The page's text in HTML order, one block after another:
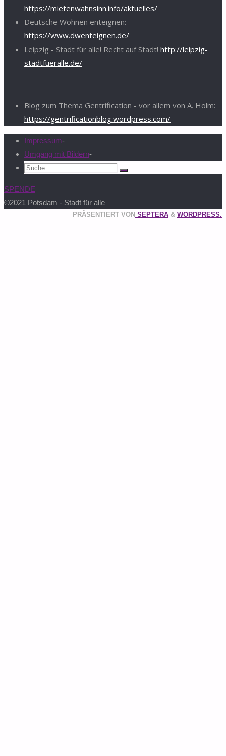
https://mietenwahnsinn.info/aktuelles/
Deutsche Wohnen enteignen:
https://www.dwenteignen.de/
Leipzig - Stadt für alle! Recht auf Stadt! http://leipzig-
stadtfueralle.de/
Blog zum Thema Gentrification - vor allem von A. Holm:
https://gentrificationblog.wordpress.com/
Impressum-
Umgang mit Bildern-
Suchen
Suche
SPENDE
©2021 Potsdam - Stadt für alle
PRÄSENTIERT VON SEPTERA & WORDPRESS.